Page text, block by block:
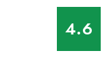
a
c
í
4.6